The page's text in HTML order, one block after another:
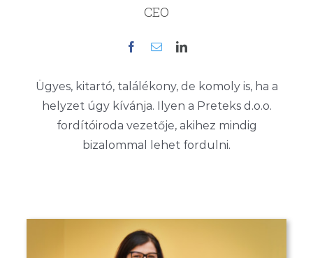
CEO
Ügyes, kitartó, találékony, de komoly is, ha a
helyzet úgy kívánja. Ilyen a Preteks d.o.o.
fordítóiroda vezetője, akihez mindig
bizalommal lehet fordulni.